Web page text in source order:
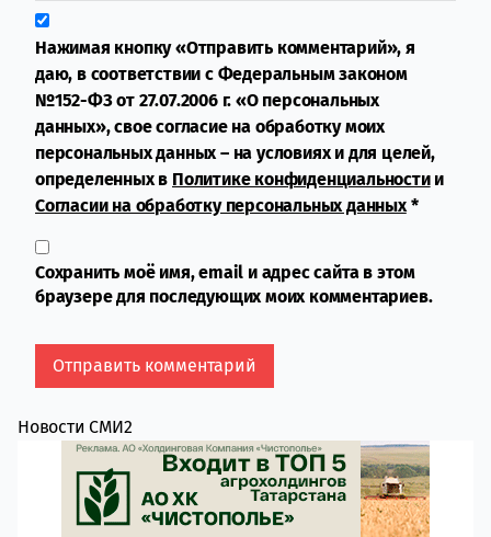
Нажимая кнопку «Отправить комментарий», я
даю, в соответствии с Федеральным законом
№152-ФЗ от 27.07.2006 г. «О персональных
данных», свое согласие на обработку моих
персональных данных – на условиях и для целей,
определенных в Политике конфиденциальностии
Согласии на обработку персональных данных*
Сохранить моё имя, email и адрес сайта в этом
браузере для последующих моих комментариев.
Новости СМИ2